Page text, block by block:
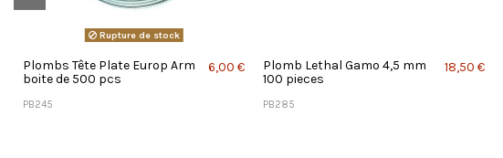
Rupture de stock
Plombs Tête Plate Europ Arm
boite de 500 pcs
PB245
6,00 €
Plomb Lethal Gamo 4,5 mm
100 pieces
PB285
18,50 €